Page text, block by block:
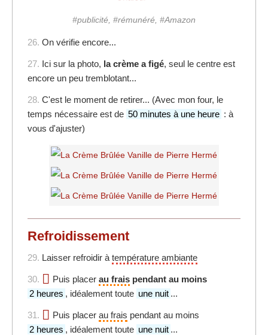
#publicité, #rémunéré, #Amazon
26. On vérifie encore...
27. Ici sur la photo, la crème a figé, seul le centre est
encore un peu tremblotant...
28. C'est le moment de retirer... (Avec mon four, le
temps nécessaire est de 50 minutes à une heure : à
vous d'ajuster)
Refroidissement
29. Laisser refroidir à température ambiante
30. Puis placer au frais pendant au moins
2 heures , idéalement toute une nuit ...
31. Puis placer au frais pendant au moins
2 heures , idéalement toute une nuit ...